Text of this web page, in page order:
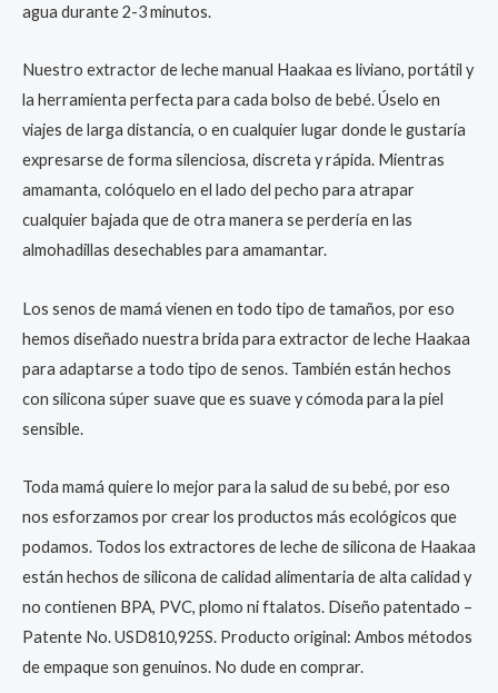
agua durante 2-3 minutos.
Nuestro extractor de leche manual Haakaa es liviano, portátil y
la herramienta perfecta para cada bolso de bebé. Úselo en
viajes de larga distancia, o en cualquier lugar donde le gustaría
expresarse de forma silenciosa, discreta y rápida. Mientras
amamanta, colóquelo en el lado del pecho para atrapar
cualquier bajada que de otra manera se perdería en las
almohadillas desechables para amamantar.
Los senos de mamá vienen en todo tipo de tamaños, por eso
hemos diseñado nuestra brida para extractor de leche Haakaa
para adaptarse a todo tipo de senos. También están hechos
con silicona súper suave que es suave y cómoda para la piel
sensible.
Toda mamá quiere lo mejor para la salud de su bebé, por eso
nos esforzamos por crear los productos más ecológicos que
podamos. Todos los extractores de leche de silicona de Haakaa
están hechos de silicona de calidad alimentaria de alta calidad y
no contienen BPA, PVC, plomo ni ftalatos. Diseño patentado –
Patente No. USD810,925S. Producto original: Ambos métodos
de empaque son genuinos. No dude en comprar.